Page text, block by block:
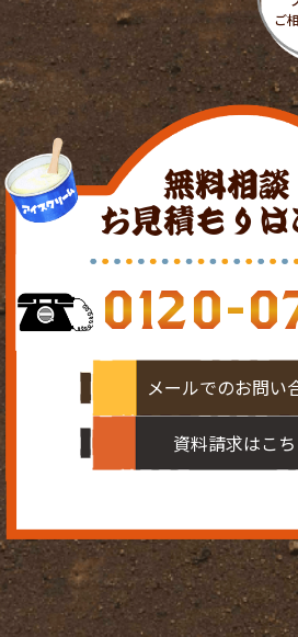
無料相談
お見積もりは
0120-
メールでのお問い
資料請求はこ